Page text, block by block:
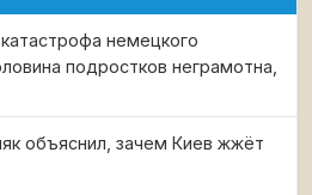
немецкого
подростков неграмотна,
объяснил, зачем Киев жжёт